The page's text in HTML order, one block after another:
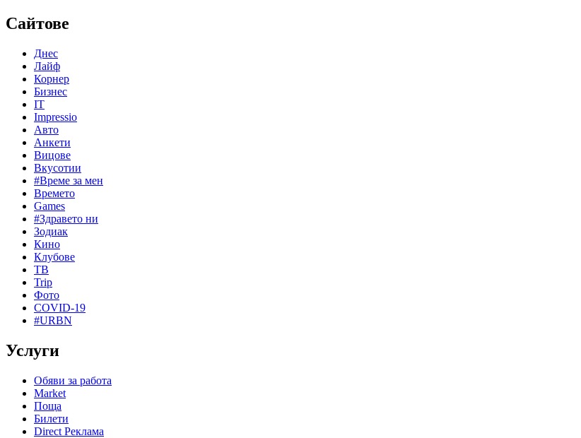
Сайтове
Днес
Лайф
Корнер
Бизнес
IT
Impressio
Авто
Анкети
Вицове
Вкусотии
#Време за мен
Времето
Games
#Здравето ни
Зодиак
Кино
Клубове
ТВ
Trip
Фото
COVID-19
#URBN
Услуги
Обяви за работа
Market
Поща
Билети
Direct Реклама